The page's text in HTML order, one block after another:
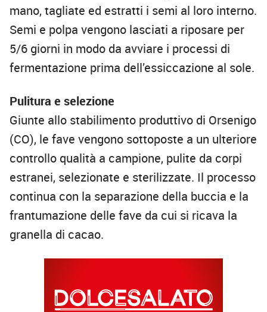
mano, tagliate ed estratti i semi al loro interno.
Semi e polpa vengono lasciati a riposare per
5/6 giorni in modo da avviare i processi di
fermentazione prima dell’essiccazione al sole.
Pulitura e selezione
Giunte allo stabilimento produttivo di Orsenigo
(CO), le fave vengono sottoposte a un ulteriore
controllo qualità a campione, pulite da corpi
estranei, selezionate e sterilizzate. Il processo
continua con la separazione della buccia e la
frantumazione delle fave da cui si ricava la
granella di cacao.